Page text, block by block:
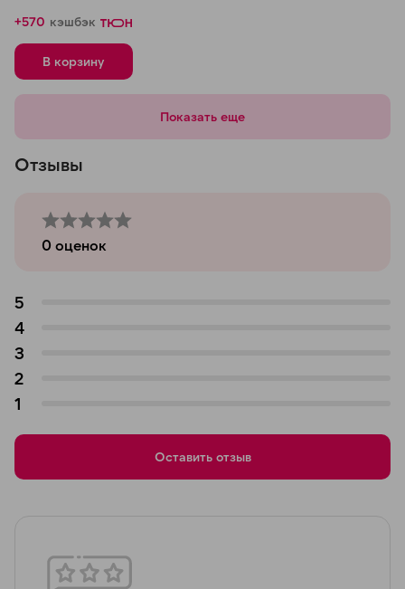
+570 кэшбэк
В корзину
Показать еще
Отзывы
0 оценок
5
4
3
2
1
Оставить отзыв